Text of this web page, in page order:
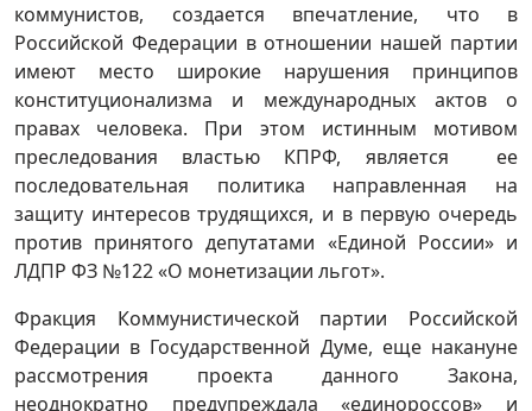
коммунистов, создается впечатление, что в
Российской Федерации в отношении нашей партии
имеют место широкие нарушения принципов
конституционализма и международных актов о
правах человека. При этом истинным мотивом
преследования властью КПРФ, является ее
последовательная политика направленная на
защиту интересов трудящихся, и в первую очередь
против принятого депутатами «Единой России» и
ЛДПР ФЗ №122 «О монетизации льгот».
Фракция Коммунистической партии Российской
Федерации в Государственной Думе, еще накануне
рассмотрения проекта данного Закона,
неоднократно предупреждала «единороссов» и